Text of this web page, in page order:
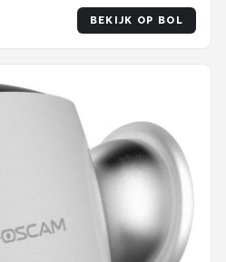
BEKIJK OP BOL